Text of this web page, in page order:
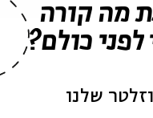
מה קורה
לפני כולם?
שלנו